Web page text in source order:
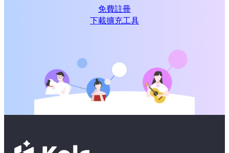
免費註冊
下載擴充工具